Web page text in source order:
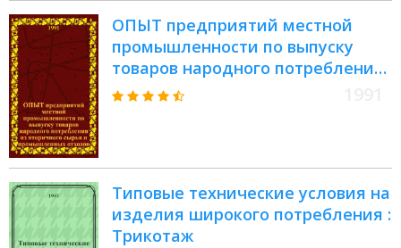
ОПЫТ предприятий местной
промышленности по выпуску
товаров народного потребления
из вторичного сырья и
Типовые технические условия на
изделия широкого потребления :
Трикотаж